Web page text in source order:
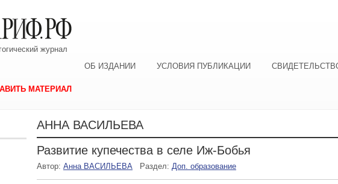
журнал
ОБ ИЗДАНИИ
УСЛОВИЯ ПУБЛИКАЦИИ
МАТЕРИАЛ
АННА ВАСИЛЬЕВА
Развитие купечества в селе Иж-Бобья
Автор: Анна ВАСИЛЬЕВА Раздел: Доп. образование